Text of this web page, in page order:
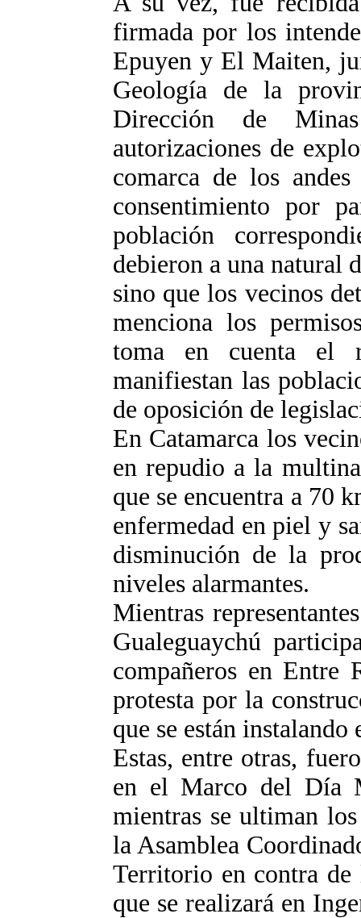
firmada por los
Epuyen y El Maiten,
Geología de la
Dirección de
autorizaciones de
comarca de los
consentimiento por
población
debieron a una natural
sino que los vecinos
menciona los
toma en cuenta el
manifiestan las
de oposición de
En Catamarca los
en repudio a la
que se encuentra a 70
enfermedad en piel y
disminución de la
niveles alarmantes.
Mientras
Gualeguaychú
compañeros en
protesta por la
que se están instalando
Estas, entre otras,
en el Marco del Día
mientras se ultiman
la Asamblea
Territorio en contra de
que se realizará en